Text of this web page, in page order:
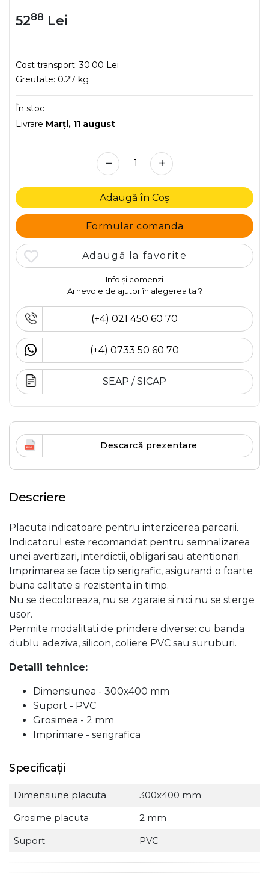
5288 Lei
Cost transport:30.00 Lei
Greutate: 0.27 kg
În stoc
Livrare Marţi, 11 august
- +
Adaugă în Coș
Formular comanda
Adaugă la favorite
Info și comenzi
Ai nevoie de ajutor în alegerea ta ?
(+4) 021 450 60 70
(+4) 0733 50 60 70
SEAP / SICAP
Descarcă prezentare
Descriere
Placuta indicatoare pentru interzicerea parcarii.
Indicatorul este recomandat pentru semnalizarea
unei avertizari, interdictii, obligari sau atentionari.
Imprimarea se face tip serigrafic, asigurand o foarte
buna calitate si rezistenta in timp.
Nu se decoloreaza, nu se zgaraie si nici nu se sterge
usor.
Permite modalitati de prindere diverse: cu banda
dublu adeziva, silicon, coliere PVC sau suruburi.
Detalii tehnice:
Dimensiunea - 300x400 mm
Suport - PVC
Grosimea - 2 mm
Imprimare - serigrafica
Specificații
Dimensiune placuta
300x400 mm
Grosime placuta
2 mm
Suport
PVC